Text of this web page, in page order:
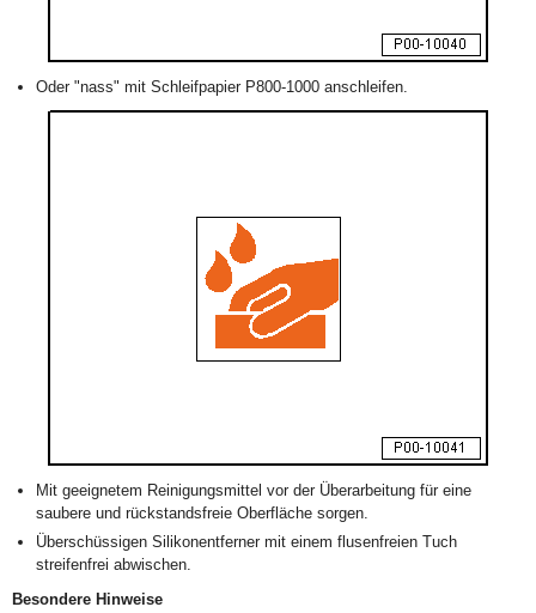
Oder "nass" mit Schleifpapier P800-1000 anschleifen.
Mit geeignetem Reinigungsmittel vor der Überarbeitung für eine
saubere und rückstandsfreie Oberfläche sorgen.
Überschüssigen Silikonentferner mit einem flusenfreien Tuch
streifenfrei abwischen.
Besondere Hinweise